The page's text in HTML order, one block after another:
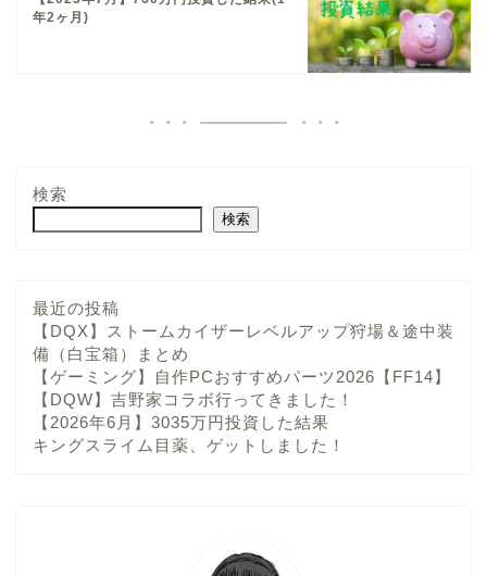
年2ヶ月)
検索
検索
最近の投稿
【DQX】ストームカイザーレベルアップ狩場＆途中装
備（白宝箱）まとめ
【ゲーミング】自作PCおすすめパーツ2026【FF14】
【DQW】吉野家コラボ行ってきました！
【2026年6月】3035万円投資した結果
キングスライム目薬、ゲットしました！